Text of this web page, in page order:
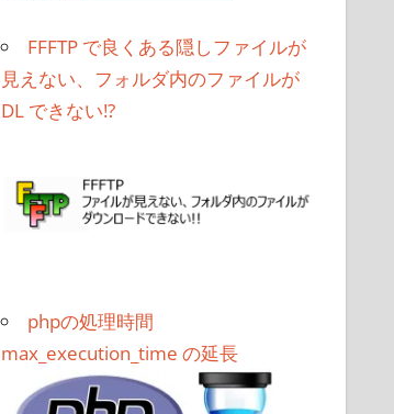
FFFTP で良くある隠しファイルが
見えない、フォルダ内のファイルが
DL できない!?
phpの処理時間
max_execution_time の延長